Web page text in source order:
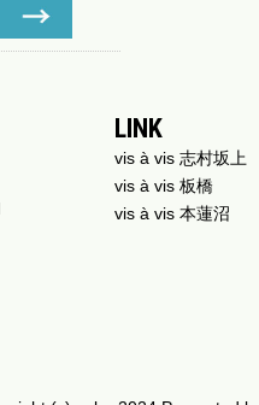
LINK
vis à vis 志村坂上
vis à vis 板橋
vis à vis 本蓮沼